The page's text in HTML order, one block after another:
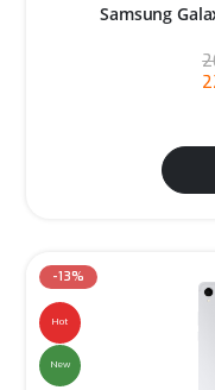
Samsung
-13%
Hot
New